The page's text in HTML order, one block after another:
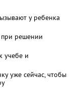
у ребенка
при решении
учебе и
уже сейчас, чтобы